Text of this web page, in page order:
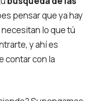
pensar que ya hay
lo que tú
y ahí es
contar con la